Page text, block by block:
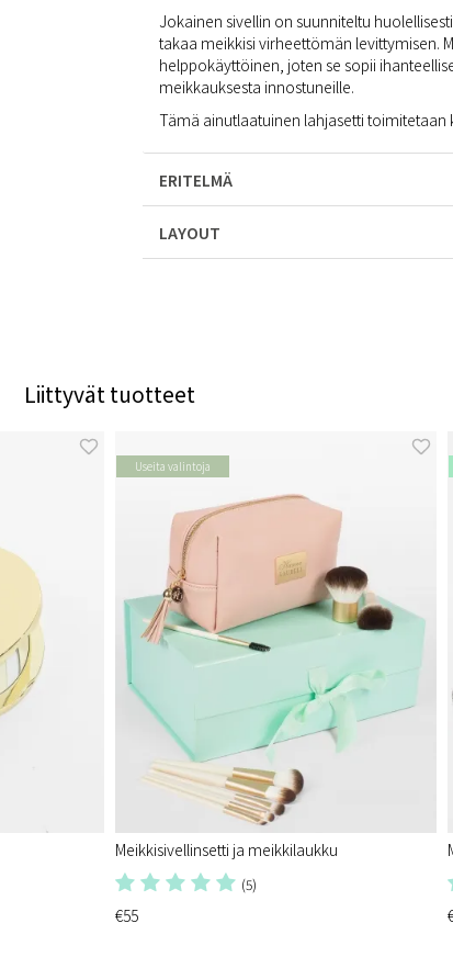
Jokainen sivellin on suunniteltu
takaa meikkisi virheettömän levittymisen.
helppokäyttöinen, joten se sopii
meikkauksesta innostuneille.
Tämä ainutlaatuinen lahjasetti toimitetaan
ERITELMÄ
LAYOUT
Liittyvät tuotteet
Useita valintoja
Meikkisivellinsetti ja meikkilaukku
(5)
€55